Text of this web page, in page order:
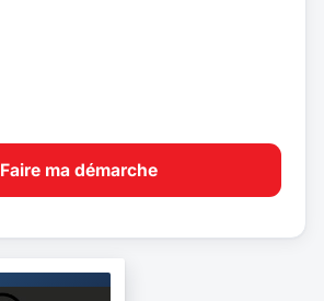
Faire ma démarche